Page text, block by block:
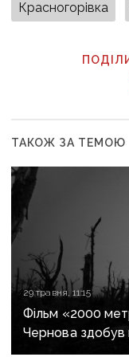
Красногорівка
ТАКОЖ ЗА ТЕМОЮ
29 травня, 11:15
Фільм «2000
Чернова здобув